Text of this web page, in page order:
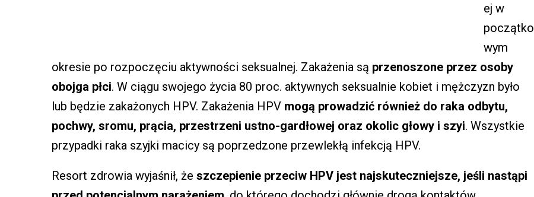
ej w
początko
wym
okresie po rozpoczęciu aktywności seksualnej. Zakażenia są przenoszone przez osoby
obojga płci. W ciągu swojego życia 80 proc. aktywnych seksualnie kobiet i mężczyzn było
lub będzie zakażonych HPV. Zakażenia HPV mogą prowadzić również do raka odbytu,
pochwy, sromu, prącia, przestrzeni ustno-gardłowej oraz okolic głowy i szyi. Wszystkie
przypadki raka szyjki macicy są poprzedzone przewlekłą infekcją HPV.
Resort zdrowia wyjaśnił, że szczepienie przeciw HPV jest najskuteczniejsze, jeśli nastąpi